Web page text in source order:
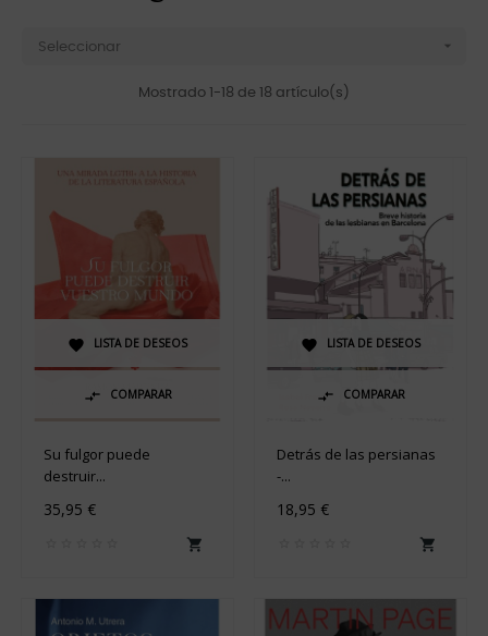
Seleccionar 
Mostrado 1-18 de 18 artículo(s)
 LISTA DE DESEOS
 COMPARAR
Su fulgor puede
destruir...
35,95 €

 LISTA DE DESEOS
 COMPARAR
Detrás de las persianas
-...
18,95 €
